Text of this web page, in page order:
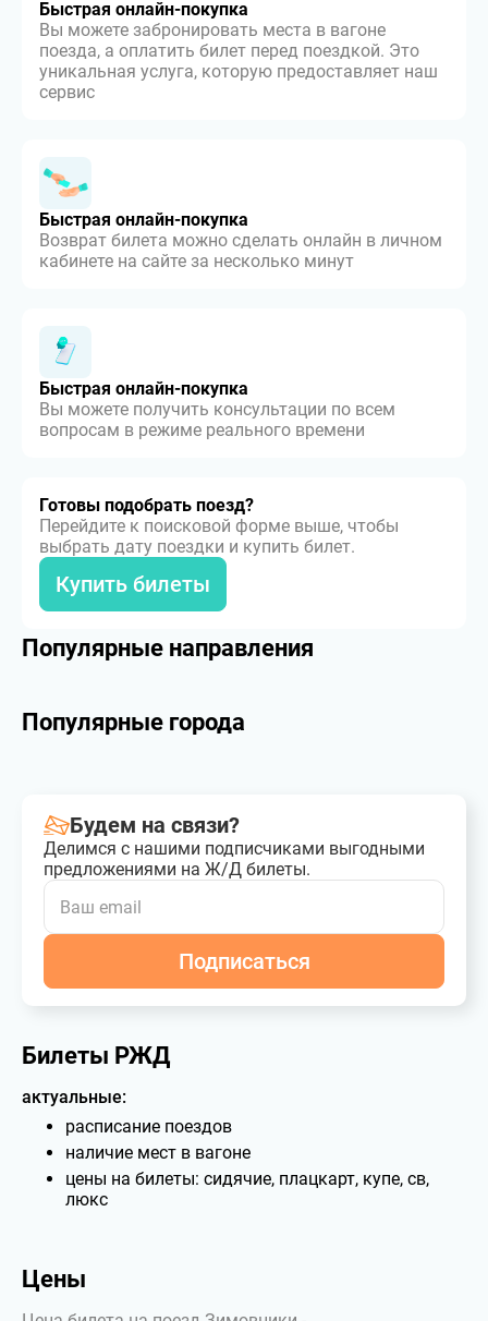
Быстрая онлайн-покупка
Вы можете забронировать места в вагоне
поезда, а оплатить билет перед поездкой. Это
уникальная услуга, которую предоставляет наш
сервис
Быстрая онлайн-покупка
Возврат билета можно сделать онлайн в личном
кабинете на сайте за несколько минут
Быстрая онлайн-покупка
Вы можете получить консультации по всем
вопросам в режиме реального времени
Готовы подобрать поезд?
Перейдите к поисковой форме выше, чтобы
выбрать дату поездки и купить билет.
Купить билеты
Популярные направления
Популярные города
Будем на связи?
Делимся с нашими подписчиками выгодными
предложениями на Ж/Д билеты.
Подписаться
Билеты РЖД
актуальные:
расписание поездов
наличие мест в вагоне
цены на билеты: сидячие, плацкарт, купе, св,
люкс
Цены